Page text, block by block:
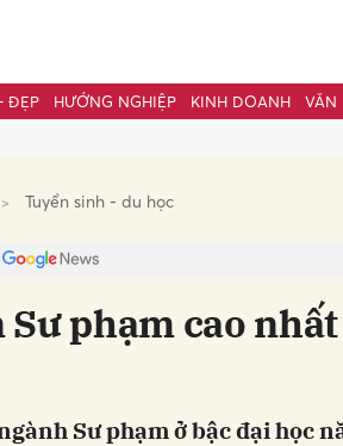
ĐẸP HƯỚNG NGHIỆP KINH DOANH VĂN
Tuyển sinh - du học
phạm cao
Sư phạm ở bậc đại học
Gửi bình luận